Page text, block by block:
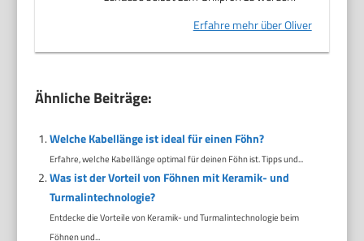
Erfahre mehr über Oliver
Ähnliche Beiträge:
Welche Kabellänge ist ideal für einen Föhn?
Erfahre, welche Kabellänge optimal für deinen Föhn ist. Tipps und...
Was ist der Vorteil von Föhnen mit Keramik- und
Turmalintechnologie?
Entdecke die Vorteile von Keramik- und Turmalintechnologie beim
Föhnen und...